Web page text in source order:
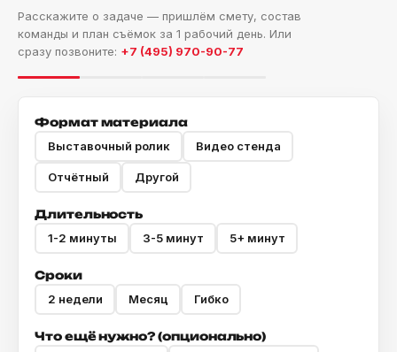
Расскажите о задаче — пришлём смету, состав
команды и план съёмок за 1 рабочий день. Или
сразу позвоните: +7 (495) 970-90-77
Формат материала
Выставочный ролик
Видео стенда
Отчётный Другой
Длительность
1-2 минуты
3-5 минут 5+ минут
Сроки
2 недели
Месяц Гибко
Что ещё нужно? (опционально)